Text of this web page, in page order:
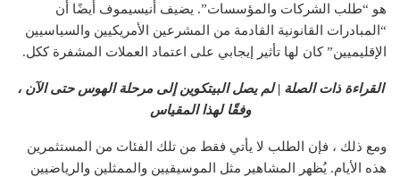
هو “طلب الشركات والمؤسسات”. يضيف أنيسيموف أيضًا أن
“المبادرات القانونية القادمة من المشرعين الأمريكيين والسياسيين
الإقليميين” كان لها تأثير إيجابي على اعتماد العملات المشفرة ككل.
القراءة ذات الصلة | لم يصل البيتكوين إلى مرحلة الهوس حتى الآن ،
وفقًا لهذا المقياس
ومع ذلك ، فإن الطلب لا يأتي فقط من تلك الفئات من المستثمرين
هذه الأيام. يُظهر المشاهير مثل الموسيقيين والممثلين والرياضيين